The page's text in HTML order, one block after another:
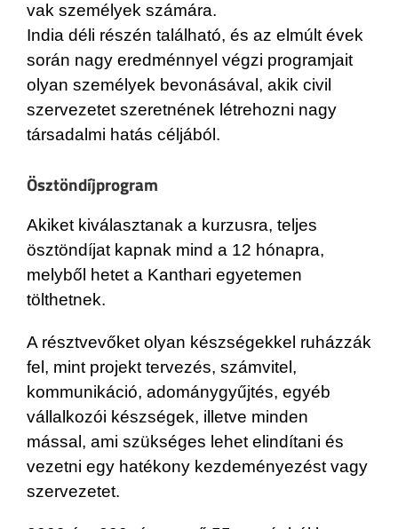
vak személyek számára.
India déli részén található, és az elmúlt évek
során nagy eredménnyel végzi programjait
olyan személyek bevonásával, akik civil
szervezetet szeretnének létrehozni nagy
társadalmi hatás céljából.
Ösztöndíjprogram
Akiket kiválasztanak a kurzusra, teljes
ösztöndíjat kapnak mind a 12 hónapra,
melyből hetet a Kanthari egyetemen
tölthetnek.
A résztvevőket olyan készségekkel ruházzák
fel, mint projekt tervezés, számvitel,
kommunikáció, adománygyűjtés, egyéb
vállalkozói készségek, illetve minden
mással, ami szükséges lehet elindítani és
vezetni egy hatékony kezdeményezést vagy
szervezetet.